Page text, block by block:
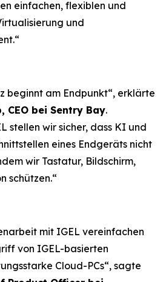
einfachen, flexiblen und
und
beginnt am Endpunkt“, erklärte
CEO bei Sentry Bay.
stellen wir sicher, dass KI und
eines Endgeräts nicht
wir Tastatur, Bildschirm,
schützen.“
mit IGEL vereinfachen
von IGEL-basierten
Cloud-PCs“, sagte